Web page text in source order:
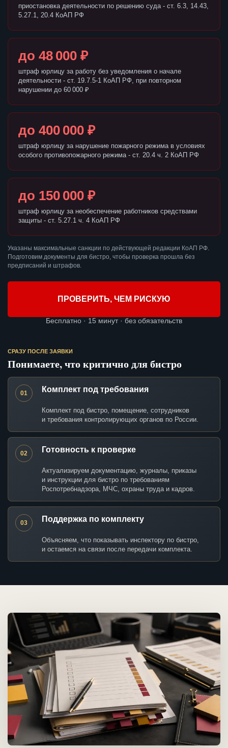
приостановка деятельности по решению суда - ст. 6.3, 14.43,
5.27.1, 20.4 КоАП РФ
до 48 000 ₽
штраф юрлицу за работу без уведомления о начале
деятельности - ст. 19.7.5-1 КоАП РФ, при повторном
нарушении до 60 000 ₽
до 400 000 ₽
штраф юрлицу за нарушение пожарного режима в условиях
особого противопожарного режима - ст. 20.4 ч. 2 КоАП РФ
до 150 000 ₽
штраф юрлицу за необеспечение работников средствами
защиты - ст. 5.27.1 ч. 4 КоАП РФ
Указаны максимальные санкции по действующей редакции КоАП РФ.
Подготовим документы для бистро, чтобы проверка прошла без
предписаний и штрафов.
ПРОВЕРИТЬ, ЧЕМ РИСКУЮ
Бесплатно · 15 минут · без обязательств
СРАЗУ ПОСЛЕ ЗАЯВКИ
Понимаете, что критично для бистро
01 Комплект под требования
Комплект под бистро, помещение, сотрудников
и требования контролирующих органов по России.
02 Готовность к проверке
Актуализируем документацию, журналы, приказы
и инструкции для бистро по требованиям
Роспотребнадзора, МЧС, охраны труда и кадров.
03 Поддержка по комплекту
Объясняем, что показывать инспектору по бистро,
и остаемся на связи после передачи комплекта.